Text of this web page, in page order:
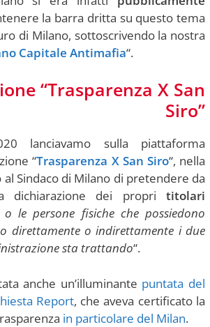
la barra dritta su questo tema
di Milano, sottoscrivendo la nostra
Capitale Antimafia“.
“Trasparenza X San
Siro”
lanciavamo sulla piattaforma
“Trasparenza X San Siro“, nella
Sindaco di Milano di pretendere da
dei propri titolari
le persone fisiche che possiedono
direttamente o indirettamente i due
sta trattando“.
anche un’illuminante puntata del
Report, che aveva certificato la
in particolare del Milan.